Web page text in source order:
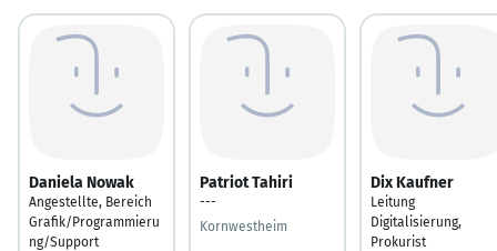
Daniela Nowak
Angestellte, Bereich
Grafik/Programmieru
ng/Support
Patriot Tahiri
---
Kornwestheim
Dix Kaufner
Leitung
Digitalisierung,
Prokurist